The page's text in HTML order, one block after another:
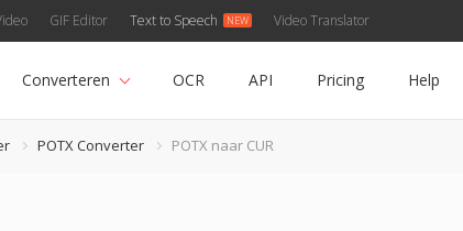
GIF Editor Text to Speech Video Translator
Converteren OCR API Pricing Help
POTX Converter POTX naar CUR